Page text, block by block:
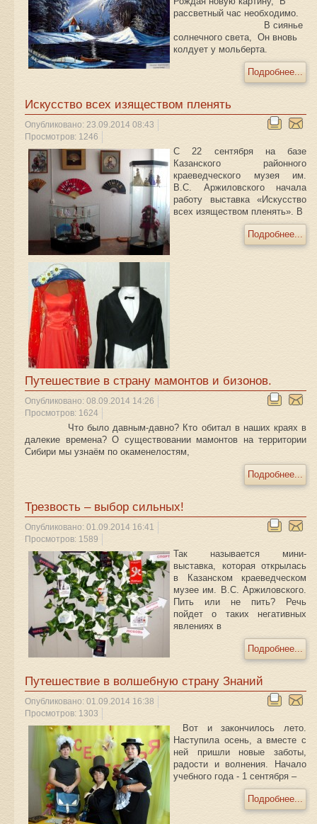
рассветный час необходимо.
В сиянье
солнечного света, Он вновь
колдует у мольберта.
Подробнее...
Искусство всех изяществом пленять
Опубликовано: 23.09.2014 08:43
Просмотров: 1246
С 22 сентября на базе
Казанского районного
краеведческого музея им.
В.С. Аржиловского начала
работу выставка «Искусство
всех изяществом пленять». В
Подробнее...
Путешествие в страну мамонтов и бизонов.
Опубликовано: 08.09.2014 14:26
Просмотров: 1624
Что было давным-давно? Кто обитал в наших краях в
далекие времена? О существовании мамонтов на территории
Сибири мы узнаём по окаменелостям,
Подробнее...
Трезвость – выбор сильных!
Опубликовано: 01.09.2014 16:41
Просмотров: 1589
Так называется мини-
выставка, которая открылась
в Казанском краеведческом
музее им. В.С. Аржиловского.
Пить или не пить? Речь
пойдет о таких негативных
явлениях в
Подробнее...
Путешествие в волшебную страну Знаний
Опубликовано: 01.09.2014 16:38
Просмотров: 1303
Вот и закончилось лето.
Наступила осень, а вместе с
ней пришли новые заботы,
радости и волнения. Начало
учебного года - 1 сентября –
Подробнее...